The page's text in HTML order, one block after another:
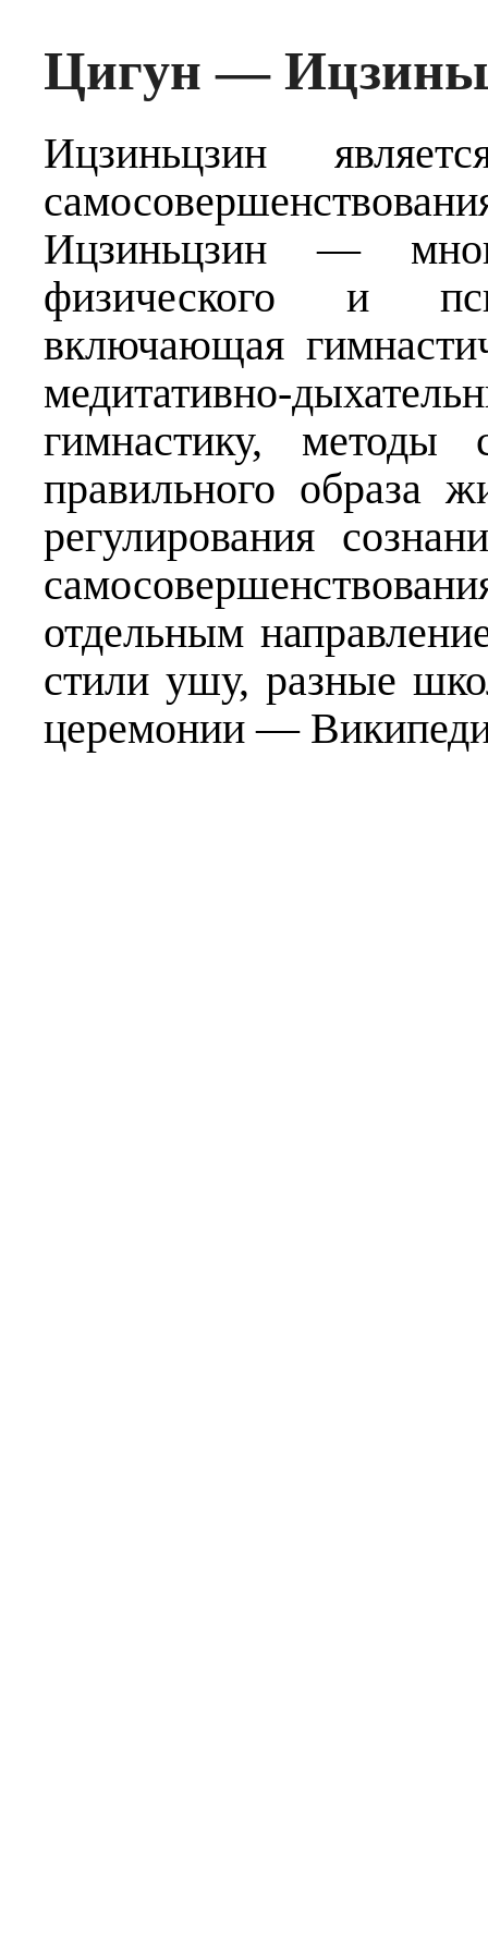
Цигун —
Ицзиньцзин
Ицзиньцзин —
физического и
включающая
медитативно-
гимнастику, методы
правильного образа
регулирования
отдельным
стили ушу, разные
церемонии —